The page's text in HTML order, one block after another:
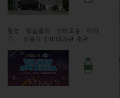
밀양 얼음골의 신비로운 이야
기... 얼음골 신비테마관 개관